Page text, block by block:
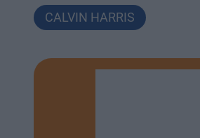
CALVIN HARRIS